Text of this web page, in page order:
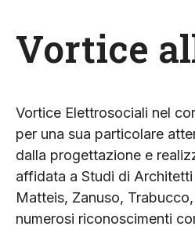
Vortice
Vortice Elettrosociali nel
per una sua particolare
dalla progettazione e
affidata a Studi di
Matteis, Zanuso,
numerosi riconoscimenti